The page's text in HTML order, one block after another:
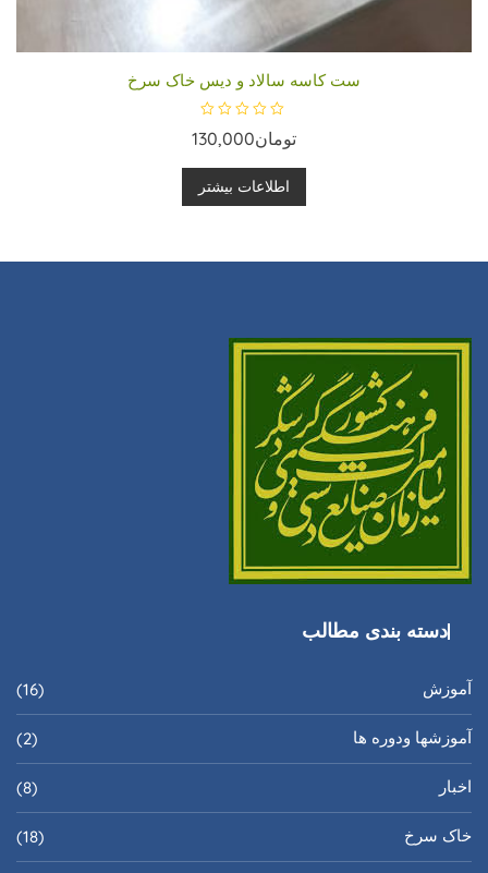
ست کاسه سالاد و دیس خاک سرخ
م
ی
ا
ز
0
تومان130,000
اطلاعات بیشتر
دسته بندی مطالب
آموزش (16)
آموزشها ودوره ها (2)
اخبار (8)
خاک سرخ (18)